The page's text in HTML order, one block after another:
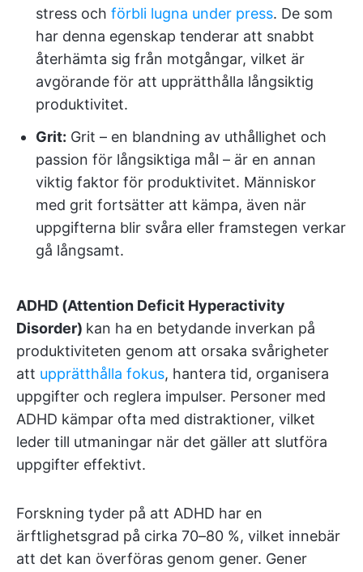
stress och förbli lugna under press. De som
har denna egenskap tenderar att snabbt
återhämta sig från motgångar, vilket är
avgörande för att upprätthålla långsiktig
produktivitet.
Grit: Grit – en blandning av uthållighet och
passion för långsiktiga mål – är en annan
viktig faktor för produktivitet. Människor
med grit fortsätter att kämpa, även när
uppgifterna blir svåra eller framstegen verkar
gå långsamt.
ADHD (Attention Deficit Hyperactivity
Disorder) kan ha en betydande inverkan på
produktiviteten genom att orsaka svårigheter
att upprätthålla fokus, hantera tid, organisera
uppgifter och reglera impulser. Personer med
ADHD kämpar ofta med distraktioner, vilket
leder till utmaningar när det gäller att slutföra
uppgifter effektivt.
Forskning tyder på att ADHD har en
ärftlighetsgrad på cirka 70–80 %, vilket innebär
att det kan överföras genom gener. Gener